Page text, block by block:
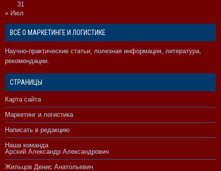
31
« Июл
ВСЁ О МАРКЕТИНГЕ И ЛОГИСТИКЕ
Научно-практические статьи, полезная информация, литература,
рекомендации.
СТРАНИЦЫ
Карта сайта
Маркетинг и логистика
Написать в редакцию
Наша команда
Арский Александр Александрович
Жильцов Денис Анатольевич